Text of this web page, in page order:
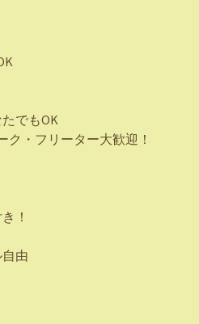
でもOK
ク・フリーター大歓迎！
！
由